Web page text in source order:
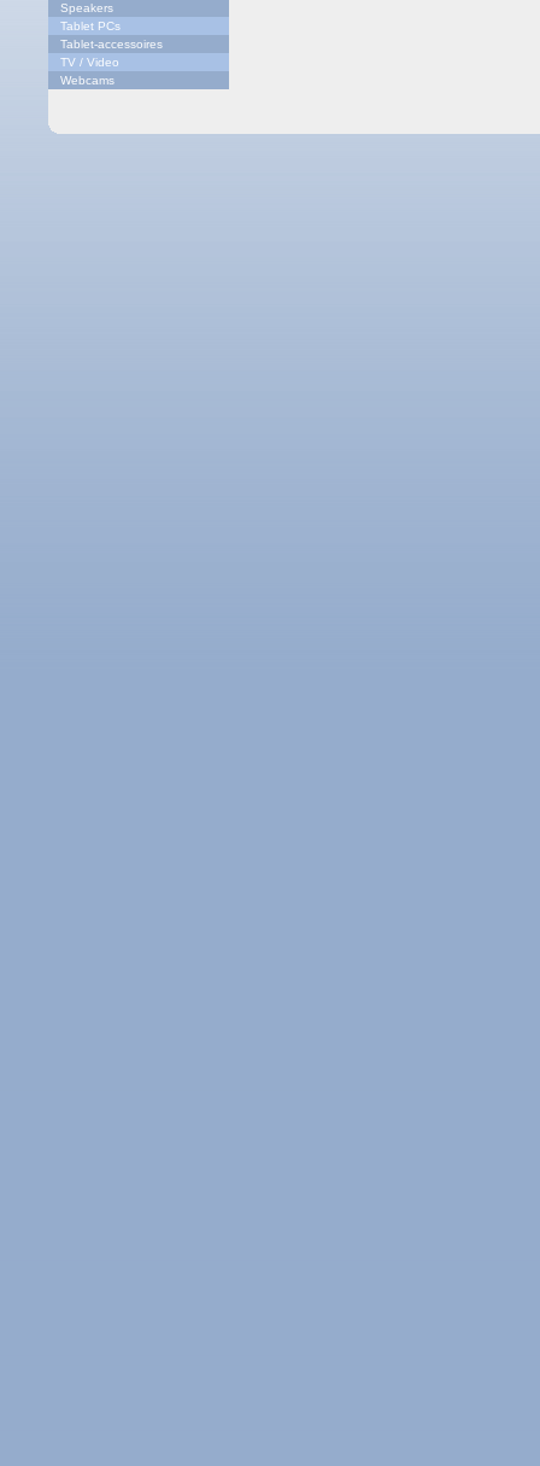
Speakers
Tablet PCs
Tablet-accessoires
TV / Video
Webcams